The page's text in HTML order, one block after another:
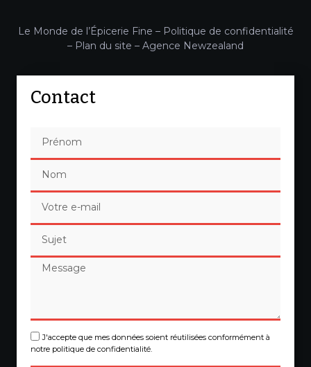
Le Monde de l’Épicerie Fine – Politique de confidentialité
– Plan du site – Agence Newzealand
Contact
J'accepte que mes données soient réutilisées conformément à
notre politique de confidentialité.